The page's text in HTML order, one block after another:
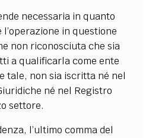
necessaria in quanto
in questione
non riconosciuta che sia
a qualificarla come ente
tale, non sia iscritta né nel
né nel Registro
settore.
l’ultimo comma del